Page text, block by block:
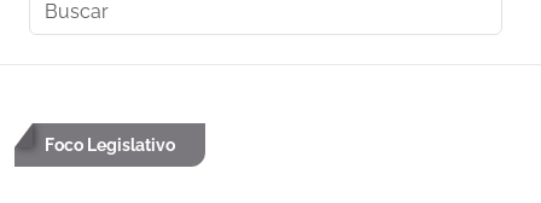
Foco Legislativo